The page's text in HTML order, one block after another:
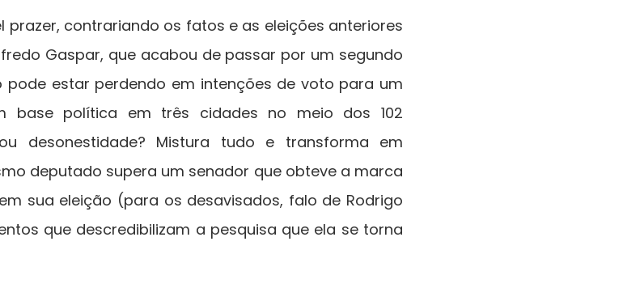
prazer, contrariando os fatos e as eleições anteriores
Gaspar, que acabou de passar por um segundo
estar perdendo em intenções de voto para um
base política em três cidades no meio dos 102
desonestidade? Mistura tudo e transforma em
deputado supera um senador que obteve a marca
sua eleição (para os desavisados, falo de Rodrigo
que descredibilizam a pesquisa que ela se torna